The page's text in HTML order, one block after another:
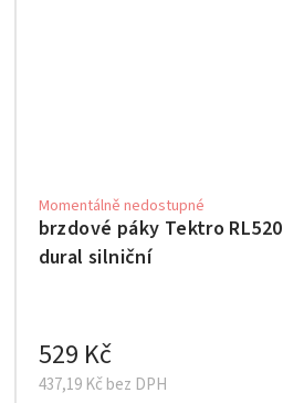
brzdové páky Tektro RL520
dural silniční
Momentálně nedostupné
437,19 Kč bez DPH
529 Kč